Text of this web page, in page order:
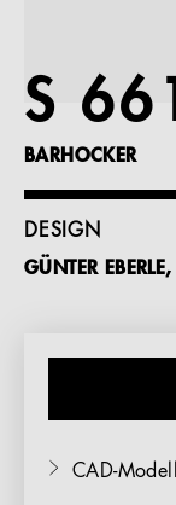
DE
S
BARHOCKER
DESIGN
GÜNTER
CAD-